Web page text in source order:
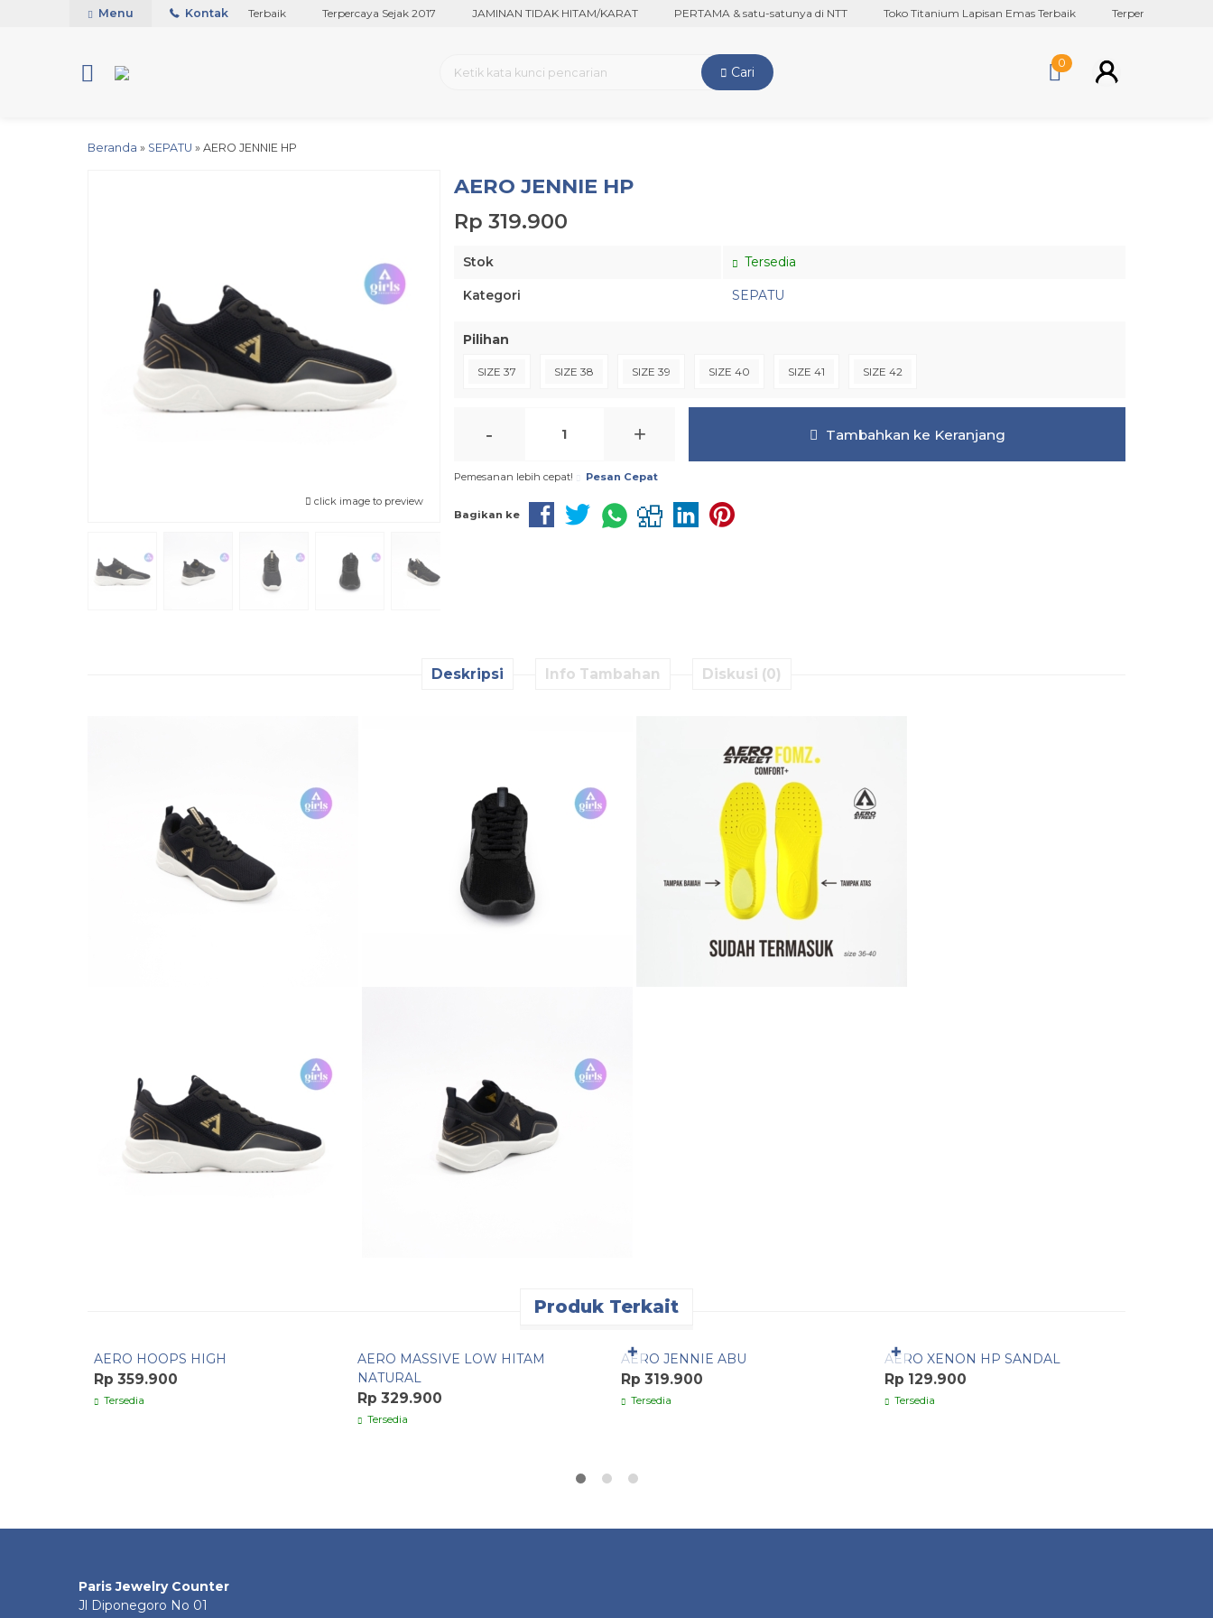
Toko Titanium Lapisan Emas Terbaik Terpercaya Sejak 2017 JAMINAN TIDAK HITAM/KARAT PERTAMA & satu-satunya di NTT Toko Titanium Lapisan Emas Terbaik Terpercaya Sejak 2017
Menu Kontak
Cari
0
Beranda » SEPATU » AERO JENNIE HP
click image to preview
AERO JENNIE HP
Rp 319.900
Stok Tersedia
Kategori SEPATU
Pilihan
SIZE 37 SIZE 38 SIZE 39 SIZE 40 SIZE 41 SIZE 42
- + Tambahkan ke Keranjang
Pemesanan lebih cepat! Pesan Cepat
Bagikan ke
Deskripsi Info Tambahan Diskusi (0)
Produk Terkait
AERO HOOPS HIGH
Rp 359.900
Tersedia
AERO MASSIVE LOW HITAM
NATURAL
Rp 329.900
Tersedia
AERO JENNIE ABU
Rp 319.900
Tersedia
✚ AERO XENON HP SANDAL
Rp 129.900
Tersedia
✚
Paris Jewelry Counter
Jl Diponegoro No 01